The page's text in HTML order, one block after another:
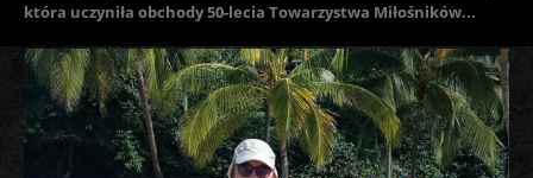
która uczyniła obchody 50-lecia Towarzystwa Miłośników...